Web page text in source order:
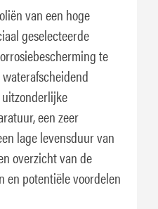
van een hoge
geselecteerde
te
een zeer
lage levensduur van
overzicht van de
en potentiële voordelen